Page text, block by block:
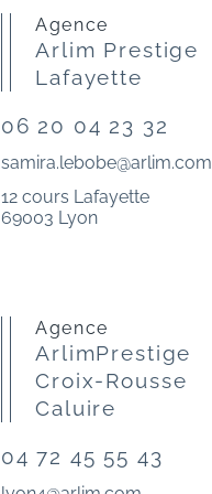
Agence
Arlim Prestige
Lafayette
06 20 04 23 32
samira.lebobe@arlim.com
12 cours Lafayette
69003 Lyon
Agence
ArlimPrestige
Croix-Rousse
Caluire
04 72 45 55 43